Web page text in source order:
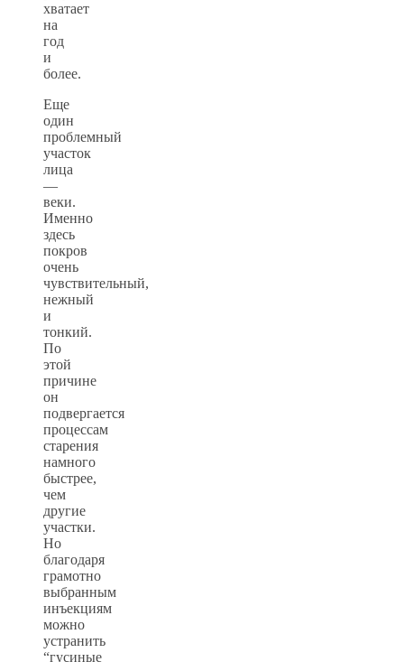
хватает
на
год
и
более.
Еще
один
проблемный
участок
лица
—
веки.
Именно
здесь
покров
очень
чувствительный,
нежный
и
тонкий.
По
этой
причине
он
подвергается
процессам
старения
намного
быстрее,
чем
другие
участки.
Но
благодаря
грамотно
выбранным
инъекциям
можно
устранить
“гусиные